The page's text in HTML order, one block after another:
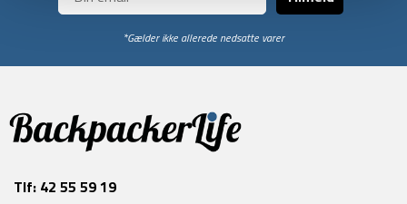
*Gælder ikke allerede nedsatte varer
Tlf: 42 55 59 19